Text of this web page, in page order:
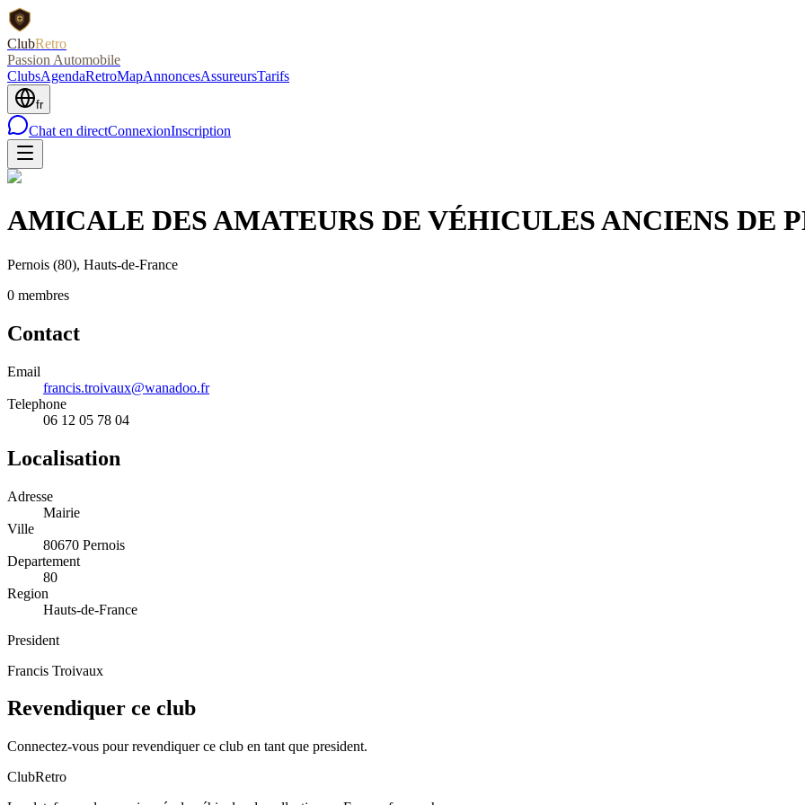
ClubRetro
Passion Automobile
ClubsAgendaRetroMapAnnoncesAssureursTarifs
fr
Chat en directConnexionInscription
AMICALE DES AMATEURS DE VÉHICULES ANCIENS DE
Pernois (80), Hauts-de-France
0 membres
Contact
Email
francis.troivaux@wanadoo.fr
Telephone
06 12 05 78 04
Localisation
Adresse
Mairie
Ville
80670 Pernois
Departement
80
Region
Hauts-de-France
President
Francis Troivaux
Revendiquer ce club
Connectez-vous pour revendiquer ce club en tant que president.
ClubRetro